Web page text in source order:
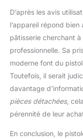
D’après les avis
l’appareil répond
pâtisserie cherchant à
professionnelle. Sa
moderne font du
Toutefois, il serait
davantage
pièces détachées,
pérennité de leur
En conclusion, le